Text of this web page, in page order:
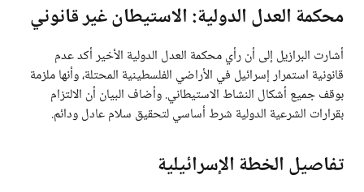
محكمة العدل الدولية: الاستيطان غير قانوني
أشارت البرازيل إلى أن رأي محكمة العدل الدولية الأخير أكد عدم
قانونية استمرار إسرائيل في الأراضي الفلسطينية المحتلة، وأنها ملزمة
بوقف جميع أشكال النشاط الاستيطاني. وأضاف البيان أن الالتزام
بقرارات الشرعية الدولية شرط أساسي لتحقيق سلام عادل ودائم.
تفاصيل الخطة الإسرائيلية